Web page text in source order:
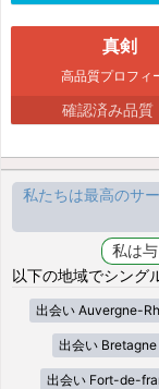
真剣
高品質プロフィ
確認済み品質
私たちは最高のサ
以下の地域でシング
出会い Auvergne-
出会い Bretagne
出会い Fort-de-